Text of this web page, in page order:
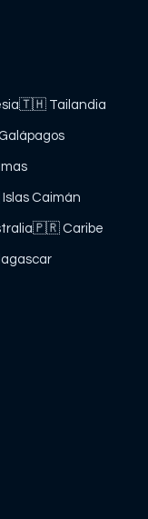
🇹🇭 Tailandia
Islas Caimán
🇵🇷 Caribe